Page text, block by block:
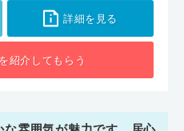
詳細を見る
紹介してもらう